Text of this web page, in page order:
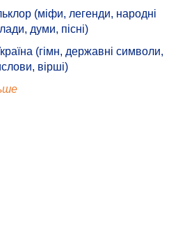
(міфи, легенди, народні
думи, пісні)
(гімн, державні символи,
вірші)